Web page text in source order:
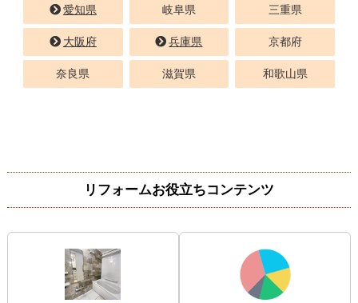
愛知県 岐阜県 三重県
大阪府 兵庫県 京都府
奈良県 滋賀県 和歌山県
リフォームお役立ちコンテンツ